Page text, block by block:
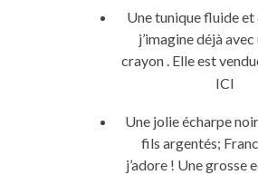
Une tunique fluide et
j’imagine déjà
crayon . Elle est
ICI
Une jolie écharpe
fils argentés;
j’adore ! Une grosse